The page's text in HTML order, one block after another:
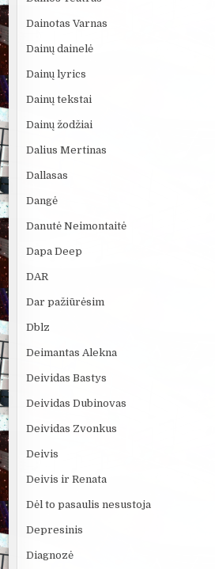
Dainotas Varnas
Dainų dainelė
Dainų lyrics
Dainų tekstai
Dainų žodžiai
Dalius Mertinas
Dallasas
Dangė
Danutė Neimontaitė
Dapa Deep
DAR
Dar pažiūrėsim
Dblz
Deimantas Alekna
Deividas Bastys
Deividas Dubinovas
Deividas Zvonkus
Deivis
Deivis ir Renata
Dėl to pasaulis nesustoja
Depresinis
Diagnozė